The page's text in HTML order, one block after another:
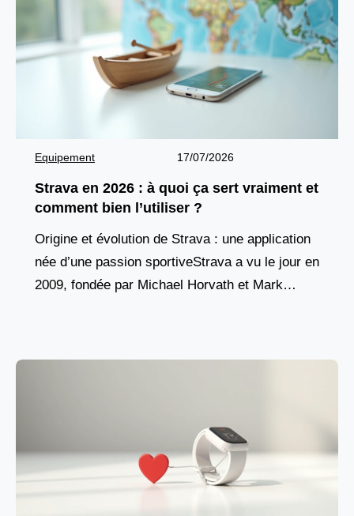
Equipement 17/07/2026
Strava en 2026 : à quoi ça sert vraiment et
comment bien l’utiliser ?
Origine et évolution de Strava : une application
née d’une passion sportiveStrava a vu le jour en
2009, fondée par Michael Horvath et Mark